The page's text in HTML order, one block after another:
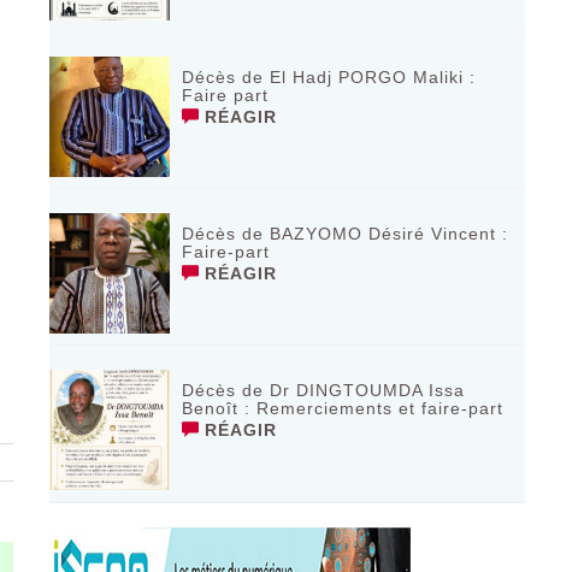
Décès de El Hadj PORGO Maliki :
Faire part
RÉAGIR
Décès de BAZYOMO Désiré Vincent :
Faire-part
RÉAGIR
Décès de Dr DINGTOUMDA Issa
Benoît : Remerciements et faire-part
RÉAGIR